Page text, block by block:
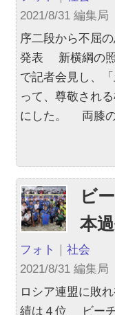
2021/8/31 編集局
序二段から不屈
発表 新横綱の照
で記者会見し、
って、尊敬され
にした。 両膝
ビ
本
フォト ｜社会
2021/8/31 編集局
ロシア連盟に敗
績は４位 ビーチ